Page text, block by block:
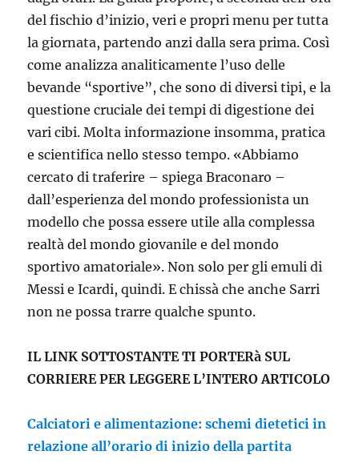
del fischio d’inizio, veri e propri menu per tutta
la giornata, partendo anzi dalla sera prima. Così
come analizza analiticamente l’uso delle
bevande “sportive”, che sono di diversi tipi, e la
questione cruciale dei tempi di digestione dei
vari cibi. Molta informazione insomma, pratica
e scientifica nello stesso tempo. «Abbiamo
cercato di traferire – spiega Braconaro –
dall’esperienza del mondo professionista un
modello che possa essere utile alla complessa
realtà del mondo giovanile e del mondo
sportivo amatoriale». Non solo per gli emuli di
Messi e Icardi, quindi. E chissà che anche Sarri
non ne possa trarre qualche spunto.
IL LINK SOTTOSTANTE TI PORTERà SUL
CORRIERE PER LEGGERE L’INTERO ARTICOLO
Calciatori e alimentazione: schemi dietetici in
relazione all’orario di inizio della partita